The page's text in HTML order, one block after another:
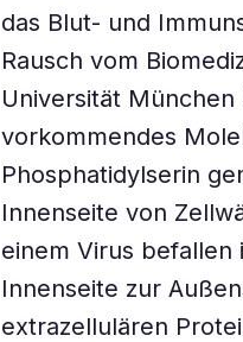
das Blut- und
Rausch vom
Universität
vorkommendes
Phosphatidylserin
Innenseite von
einem Virus befallen
Innenseite zur
extrazellulären